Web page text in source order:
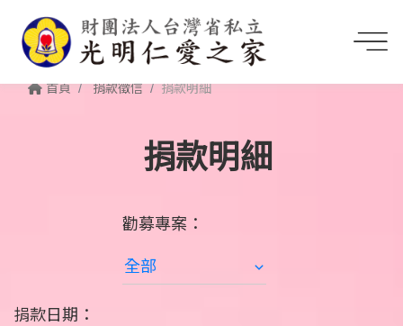
首頁 捐款徵信 捐款明細
捐款明細
勸募專案：
捐款日期：